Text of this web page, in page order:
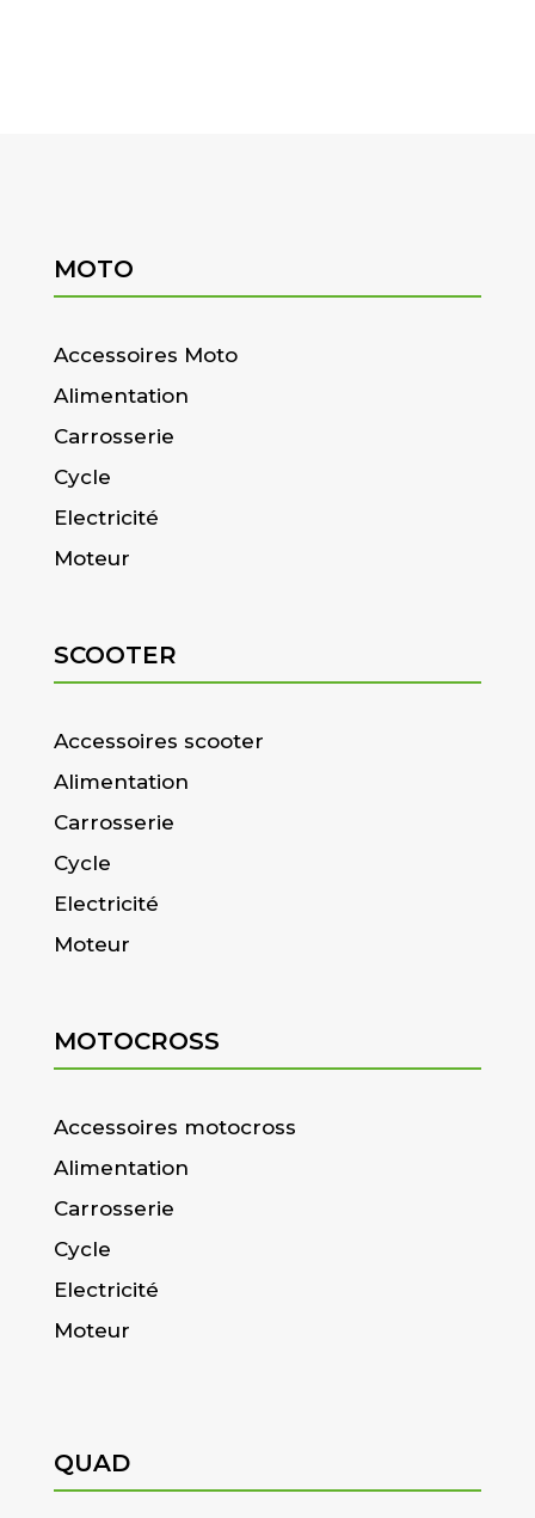
MOTO
Accessoires Moto
Alimentation
Carrosserie
Cycle
Electricité
Moteur
SCOOTER
Accessoires scooter
Alimentation
Carrosserie
Cycle
Electricité
Moteur
MOTOCROSS
Accessoires motocross
Alimentation
Carrosserie
Cycle
Electricité
Moteur
QUAD